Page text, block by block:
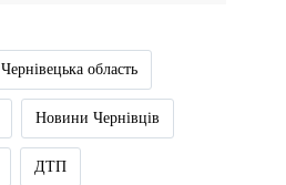
Чернівецька область
Новини Чернівців
ДТП